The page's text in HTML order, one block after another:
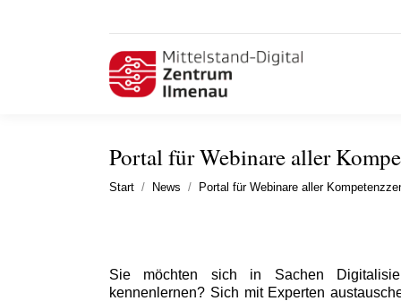
Portal für Webinare aller
Sie befinden sich hier:
Start News Portal für Webinare aller
Sie möchten sich in Sachen
kennenlernen? Sich mit Experten